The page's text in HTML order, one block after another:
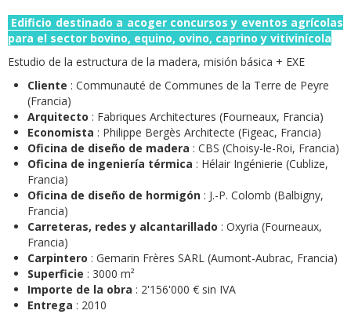
Edificio destinado a acoger concursos y eventos agrícolas
para el sector bovino, equino, ovino, caprino y vitivinícola
Estudio de la estructura de la madera, misión básica + EXE
Cliente : Communauté de Communes de la Terre de Peyre
(Francia)
Arquitecto : Fabriques Architectures (Fourneaux, Francia)
Economista : Philippe Bergès Architecte (Figeac, Francia)
Oficina de diseño de madera : CBS (Choisy-le-Roi, Francia)
Oficina de ingeniería térmica : Hélair Ingénierie (Cublize,
Francia)
Oficina de diseño de hormigón : J.-P. Colomb (Balbigny,
Francia)
Carreteras, redes y alcantarillado : Oxyria (Fourneaux,
Francia)
Carpintero : Gemarin Frères SARL (Aumont-Aubrac, Francia)
Superficie : 3000 m²
Importe de la obra : 2'156'000 € sin IVA
Entrega : 2010